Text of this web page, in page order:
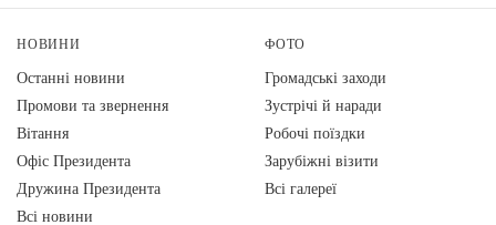
НОВИНИ
Останні новини
Промови та звернення
Вiтання
Офіс Президента
Дружина Президента
Всі новини
ФОТО
Громадські заходи
Зустрічі й наради
Робочі поїздки
Зарубіжні візити
Всі галереї